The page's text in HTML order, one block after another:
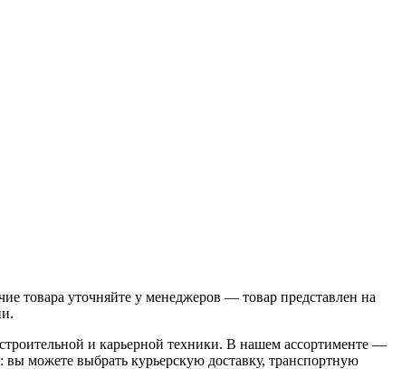
товара уточняйте у менеджеров — товар представлен на
и карьерной техники. В нашем ассортименте —
можете выбрать курьерскую доставку, транспортную